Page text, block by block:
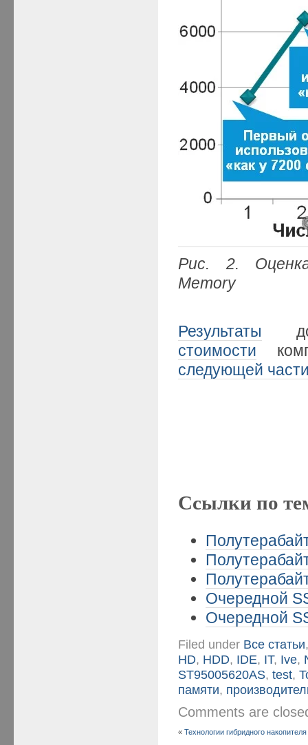
Рис. 2.
Memory
Результаты
стоимости
следующей
Ссылки по
Очередной
Очередной
Filed under Все статьи
HD, HDD, IDE, IT, Ive,
ST95005620AS,test,
памяти,
Comments are
«Технологии гибридного